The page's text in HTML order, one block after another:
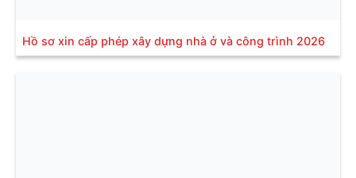
Hồ sơ xin cấp phép xây dựng nhà ở và công trình 2026